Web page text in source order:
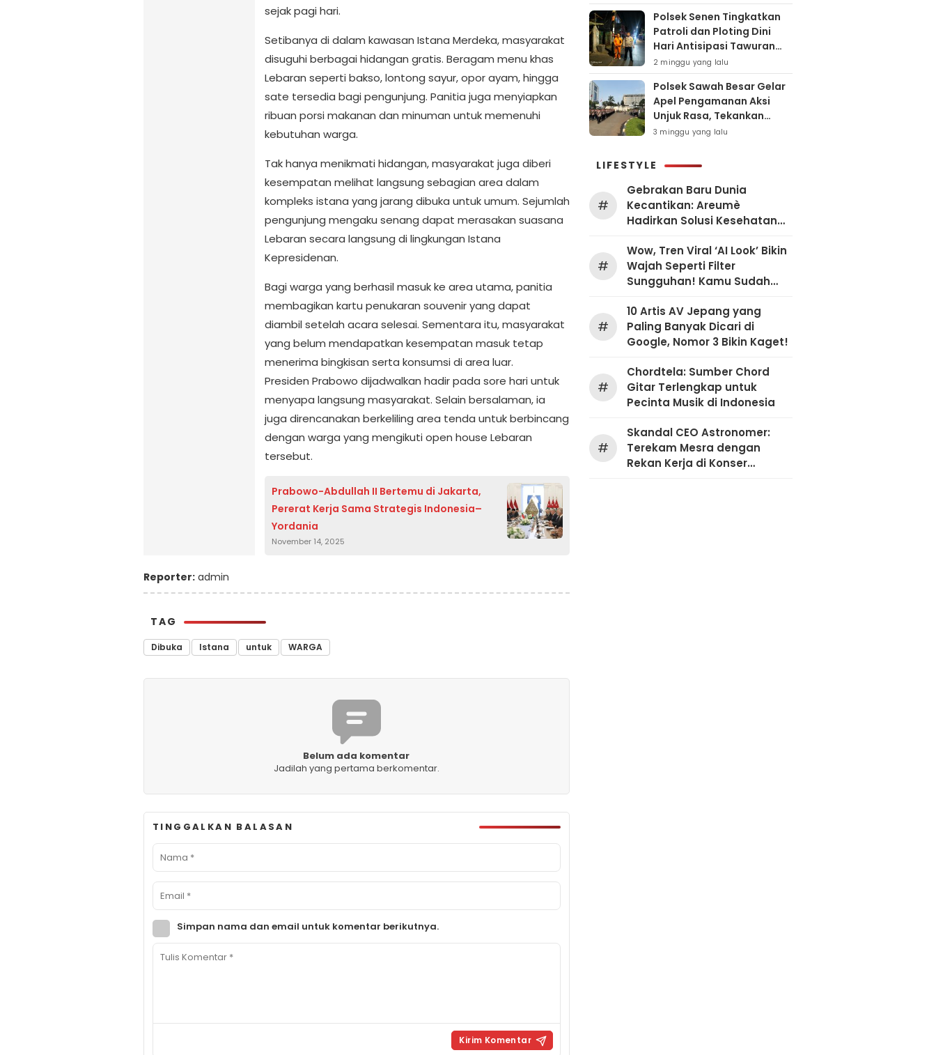
sejak pagi hari.
Setibanya di dalam kawasan Istana Merdeka, masyarakat
disuguhi berbagai hidangan gratis. Beragam menu khas
Lebaran seperti bakso, lontong sayur, opor ayam, hingga
sate tersedia bagi pengunjung. Panitia juga menyiapkan
ribuan porsi makanan dan minuman untuk memenuhi
kebutuhan warga.
Tak hanya menikmati hidangan, masyarakat juga diberi
kesempatan melihat langsung sebagian area dalam
kompleks istana yang jarang dibuka untuk umum. Sejumlah
pengunjung mengaku senang dapat merasakan suasana
Lebaran secara langsung di lingkungan Istana
Kepresidenan.
Bagi warga yang berhasil masuk ke area utama, panitia
membagikan kartu penukaran souvenir yang dapat
diambil setelah acara selesai. Sementara itu, masyarakat
yang belum mendapatkan kesempatan masuk tetap
menerima bingkisan serta konsumsi di area luar.
Presiden Prabowo dijadwalkan hadir pada sore hari untuk
menyapa langsung masyarakat. Selain bersalaman, ia
juga direncanakan berkeliling area tenda untuk berbincang
dengan warga yang mengikuti open house Lebaran
tersebut.
Prabowo-Abdullah II Bertemu di Jakarta,
Pererat Kerja Sama Strategis Indonesia–
Yordania
November 14, 2025
Reporter: admin
TAG
Dibuka Istana untuk WARGA
Belum ada komentar
Jadilah yang pertama berkomentar.
TINGGALKAN BALASAN
Simpan nama dan email untuk komentar berikutnya.
Polsek Senen Tingkatkan
Patroli dan Ploting Dini
Hari Antisipasi Tawuran
serta Gangguan
Kamtibmas
2 minggu yang lalu
Polsek Sawah Besar Gelar
Apel Pengamanan Aksi
Unjuk Rasa, Tekankan
Pelayanan Humanis dan
3 minggu yang lalu
LIFESTYLE
#
Gebrakan Baru Dunia
Kecantikan: Areumè
Hadirkan Solusi Kesehatan
#
Wow, Tren Viral ‘AI Look’ Bikin
Wajah Seperti Filter
Sungguhan! Kamu Sudah
#
10 Artis AV Jepang yang
Paling Banyak Dicari di
Google, Nomor 3 Bikin Kaget!
#
Chordtela: Sumber Chord
Gitar Terlengkap untuk
Pecinta Musik di Indonesia
#
Skandal CEO Astronomer:
Terekam Mesra dengan
Rekan Kerja di Konser